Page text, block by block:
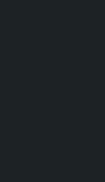
योग
स्वस्थ
घण्टा
गर्दा